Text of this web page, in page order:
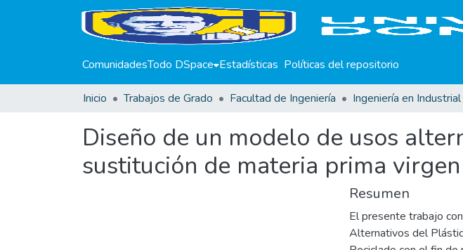
ComunidadesTodo DSpace Estadísticas Políticas del repositorio
Inicio Trabajos de Grado Facultad de Ingeniería Ingeniería en Industrial
Diseño de un modelo de usos
sustitución de materia prima
Resumen
El presente trabajo
Alternativos del